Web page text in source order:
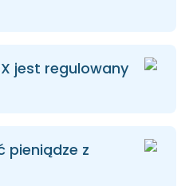
jest regulowany
pieniądze z